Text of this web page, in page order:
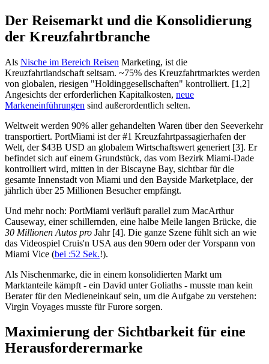
Der Reisemarkt und die Konsolidierung
der Kreuzfahrtbranche
Als Nische im Bereich Reisen Marketing, ist die
Kreuzfahrtlandschaft seltsam. ~75% des Kreuzfahrtmarktes werden
von globalen, riesigen "Holdinggesellschaften" kontrolliert. [1,2]
Angesichts der erforderlichen Kapitalkosten, neue
Markeneinführungen sind außerordentlich selten.
Weltweit werden 90% aller gehandelten Waren über den Seeverkehr
transportiert. PortMiami ist der #1 Kreuzfahrtpassagierhafen der
Welt, der $43B USD an globalem Wirtschaftswert generiert [3]. Er
befindet sich auf einem Grundstück, das vom Bezirk Miami-Dade
kontrolliert wird, mitten in der Biscayne Bay, sichtbar für die
gesamte Innenstadt von Miami und den Bayside Marketplace, der
jährlich über 25 Millionen Besucher empfängt.
Und mehr noch: PortMiami verläuft parallel zum MacArthur
Causeway, einer schillernden, eine halbe Meile langen Brücke, die
30 Millionen Autos pro Jahr [4]. Die ganze Szene fühlt sich an wie
das Videospiel Cruis'n USA aus den 90ern oder der Vorspann von
Miami Vice (bei :52 Sek.!).
Als Nischenmarke, die in einem konsolidierten Markt um
Marktanteile kämpft - ein David unter Goliaths - musste man kein
Berater für den Medieneinkauf sein, um die Aufgabe zu verstehen:
Virgin Voyages musste für Furore sorgen.
Maximierung der Sichtbarkeit für eine
Herausforderermarke